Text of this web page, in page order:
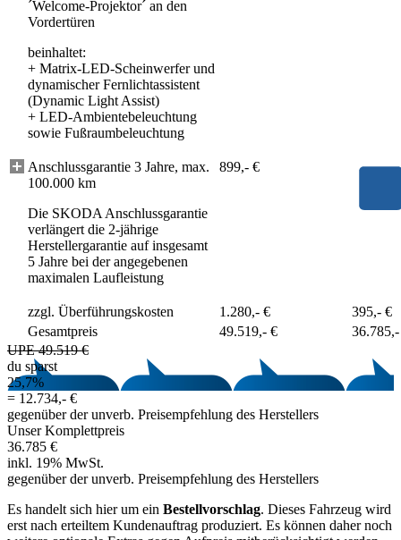
´Welcome-Projektor´ an den
Vordertüren
beinhaltet:
+ Matrix-LED-Scheinwerfer und
dynamischer Fernlichtassistent
(Dynamic Light Assist)
+ LED-Ambientebeleuchtung
sowie Fußraumbeleuchtung
Anschlussgarantie 3 Jahre, max.
100.000 km
Die SKODA Anschlussgarantie
verlängert die 2-jährige
Herstellergarantie auf insgesamt
5 Jahre bei der angegebenen
maximalen Laufleistung
899,- €
zzgl. Überführungskosten 1.280,- €
395,- €
Gesamtpreis
49.519,- €
UPE 49.519 €
du sparst
25,7%
= 12.734,- €
gegenüber der unverb. Preisempfehlung des Herstellers
Unser Komplettpreis
36.785 €
inkl. 19% MwSt.
gegenüber der unverb. Preisempfehlung des Herstellers
Es handelt sich hier um ein Bestellvorschlag. Dieses Fahrzeug wird
erst nach erteiltem Kundenauftrag produziert. Es können daher noch